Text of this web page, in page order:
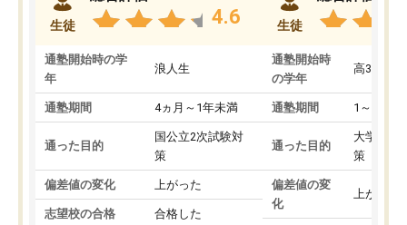
生徒 4.6
通塾開始時の学
年
浪人生
通塾期間 4ヵ月～1年未満
通った目的
国公立2次試験対
策
偏差値の変化 上がった
志望校の合格 合格した
生徒
通塾開始時
の学年
高3
通塾期間 1～3ヵ月
通った目的
大学入学
策
偏差値の変
化
上がった